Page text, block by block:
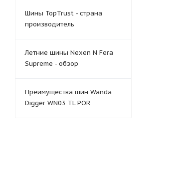
Шины TopTrust - страна
производитель
Летние шины Nexen N Fera
Supreme - обзор
Преимущества шин Wanda
Digger WN03 TL POR